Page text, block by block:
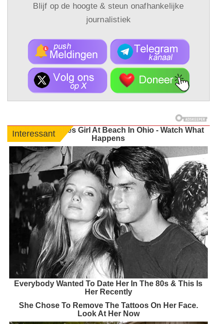
Blijf op de hoogte & steun onafhankelijke
journalistiek
Interessant
Wolf Approaches Girl At Beach In Ohio - Watch What
Happens
Everybody Wanted To Date Her In The 80s & This Is
Her Recently
She Chose To Remove The Tattoos On Her Face.
Look At Her Now